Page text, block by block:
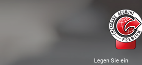
Legen Sie ein